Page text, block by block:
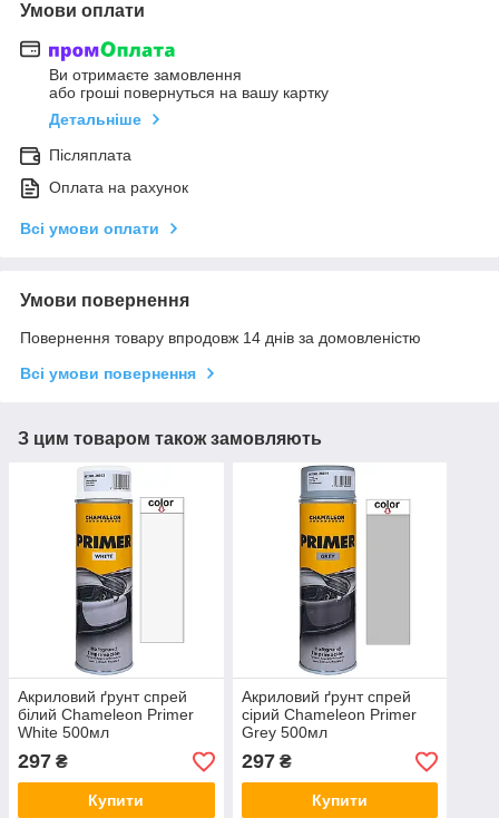
Умови оплати
Ви отримаєте замовлення
або гроші повернуться на вашу картку
Детальніше
Післяплата
Оплата на рахунок
Всі умови оплати
Умови повернення
Повернення товару впродовж 14 днів за домовленістю
Всі умови повернення
З цим товаром також замовляють
Акриловий ґрунт спрей
білий Chameleon Primer
White 500мл
297 ₴
Купити
Акриловий ґрунт спрей
сірий Chameleon Primer
Grey 500мл
297₴
Купити